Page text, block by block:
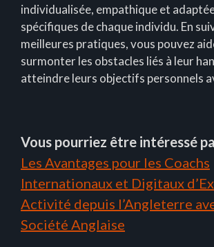
individualisée, empathique et
spécifiques de chaque individu. En
meilleures pratiques, vous pouvez
surmonter les obstacles liés à leur
atteindre leurs objectifs personnels
Vous pourriez être intéressé
Les Avantages pour les Coachs
Internationaux et Digitaux
Activité depuis l’Angleterre
Société Anglaise